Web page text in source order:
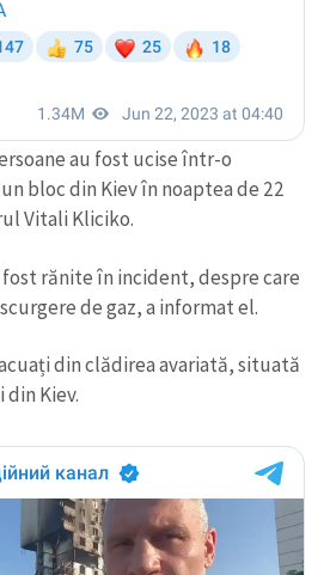
SUSȚINE
au fost ucise într-o
bloc din Kiev în noaptea de 22
Vitali Kliciko.
fost rănite în incident, despre care
de gaz, a informat el.
din clădirea avariată, situată
Kiev.